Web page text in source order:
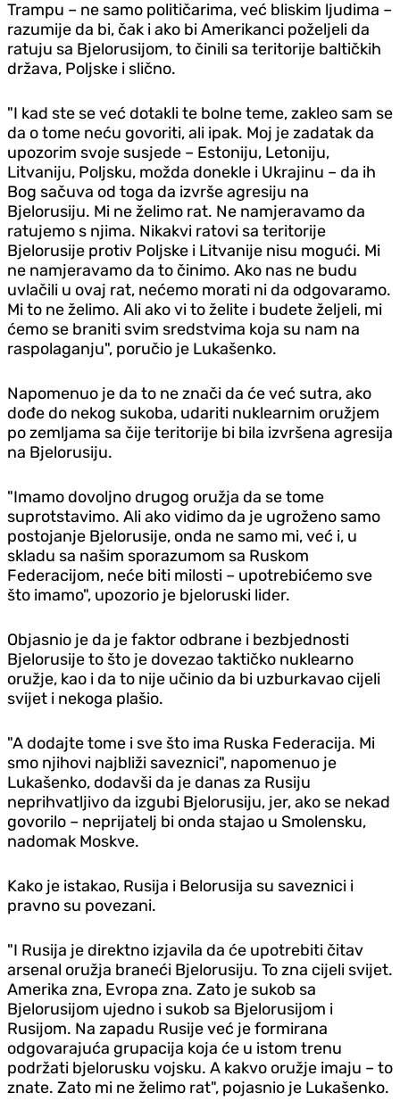
Trampu – ne samo političarima, već bliskim ljudima –
razumije da bi, čak i ako bi Amerikanci poželjeli da
ratuju sa Bjelorusijom, to činili sa teritorije baltičkih
država, Poljske i slično.
"I kad ste se već dotakli te bolne teme, zakleo sam se
da o tome neću govoriti, ali ipak. Moj je zadatak da
upozorim svoje susjede – Estoniju, Letoniju,
Litvaniju, Poljsku, možda donekle i Ukrajinu – da ih
Bog sačuva od toga da izvrše agresiju na
Bjelorusiju. Mi ne želimo rat. Ne namjeravamo da
ratujemo s njima. Nikakvi ratovi sa teritorije
Bjelorusije protiv Poljske i Litvanije nisu mogući. Mi
ne namjeravamo da to činimo. Ako nas ne budu
uvlačili u ovaj rat, nećemo morati ni da odgovaramo.
Mi to ne želimo. Ali ako vi to želite i budete željeli, mi
ćemo se braniti svim sredstvima koja su nam na
raspolaganju", poručio je Lukašenko.
Napomenuo je da to ne znači da će već sutra, ako
dođe do nekog sukoba, udariti nuklearnim oružjem
po zemljama sa čije teritorije bi bila izvršena agresija
na Bjelorusiju.
"Imamo dovoljno drugog oružja da se tome
suprotstavimo. Ali ako vidimo da je ugroženo samo
postojanje Bjelorusije, onda ne samo mi, već i, u
skladu sa našim sporazumom sa Ruskom
Federacijom, neće biti milosti – upotrebićemo sve
što imamo", upozorio je bjeloruski lider.
Objasnio je da je faktor odbrane i bezbjednosti
Bjelorusije to što je dovezao taktičko nuklearno
oružje, kao i da to nije učinio da bi uzburkavao cijeli
svijet i nekoga plašio.
"A dodajte tome i sve što ima Ruska Federacija. Mi
smo njihovi najbliži saveznici", napomenuo je
Lukašenko, dodavši da je danas za Rusiju
neprihvatljivo da izgubi Bjelorusiju, jer, ako se nekad
govorilo – neprijatelj bi onda stajao u Smolensku,
nadomak Moskve.
Kako je istakao, Rusija i Belorusija su saveznici i
pravno su povezani.
"I Rusija je direktno izjavila da će upotrebiti čitav
arsenal oružja braneći Bjelorusiju. To zna cijeli svijet.
Amerika zna, Evropa zna. Zato je sukob sa
Bjelorusijom ujedno i sukob sa Bjelorusijom i
Rusijom. Na zapadu Rusije već je formirana
odgovarajuća grupacija koja će u istom trenu
podržati bjelorusku vojsku. A kakvo oružje imaju – to
znate. Zato mi ne želimo rat", pojasnio je Lukašenko.